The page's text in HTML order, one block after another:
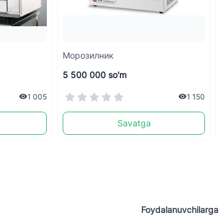
1 005
Морозилник
5 500 000 so'm
1 150
Savatga
Foydalanuvchilarga